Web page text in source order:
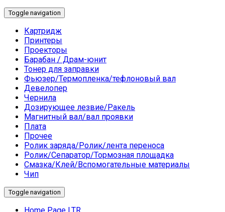
Toggle navigation
Картридж
Принтеры
Проекторы
Барабан / Драм-юнит
Тонер для заправки
Фьюзер/Термопленка/тефлоновый вал
Девелопер
Чернила
Дозирующее лезвие/Ракель
Магнитный вал/вал проявки
Плата
Прочее
Ролик заряда/Ролик/лента переноса
Ролик/Сепаратор/Тормозная площадка
Смазка/Клей/Вспомогательные материалы
Чип
Toggle navigation
Home Page LTR